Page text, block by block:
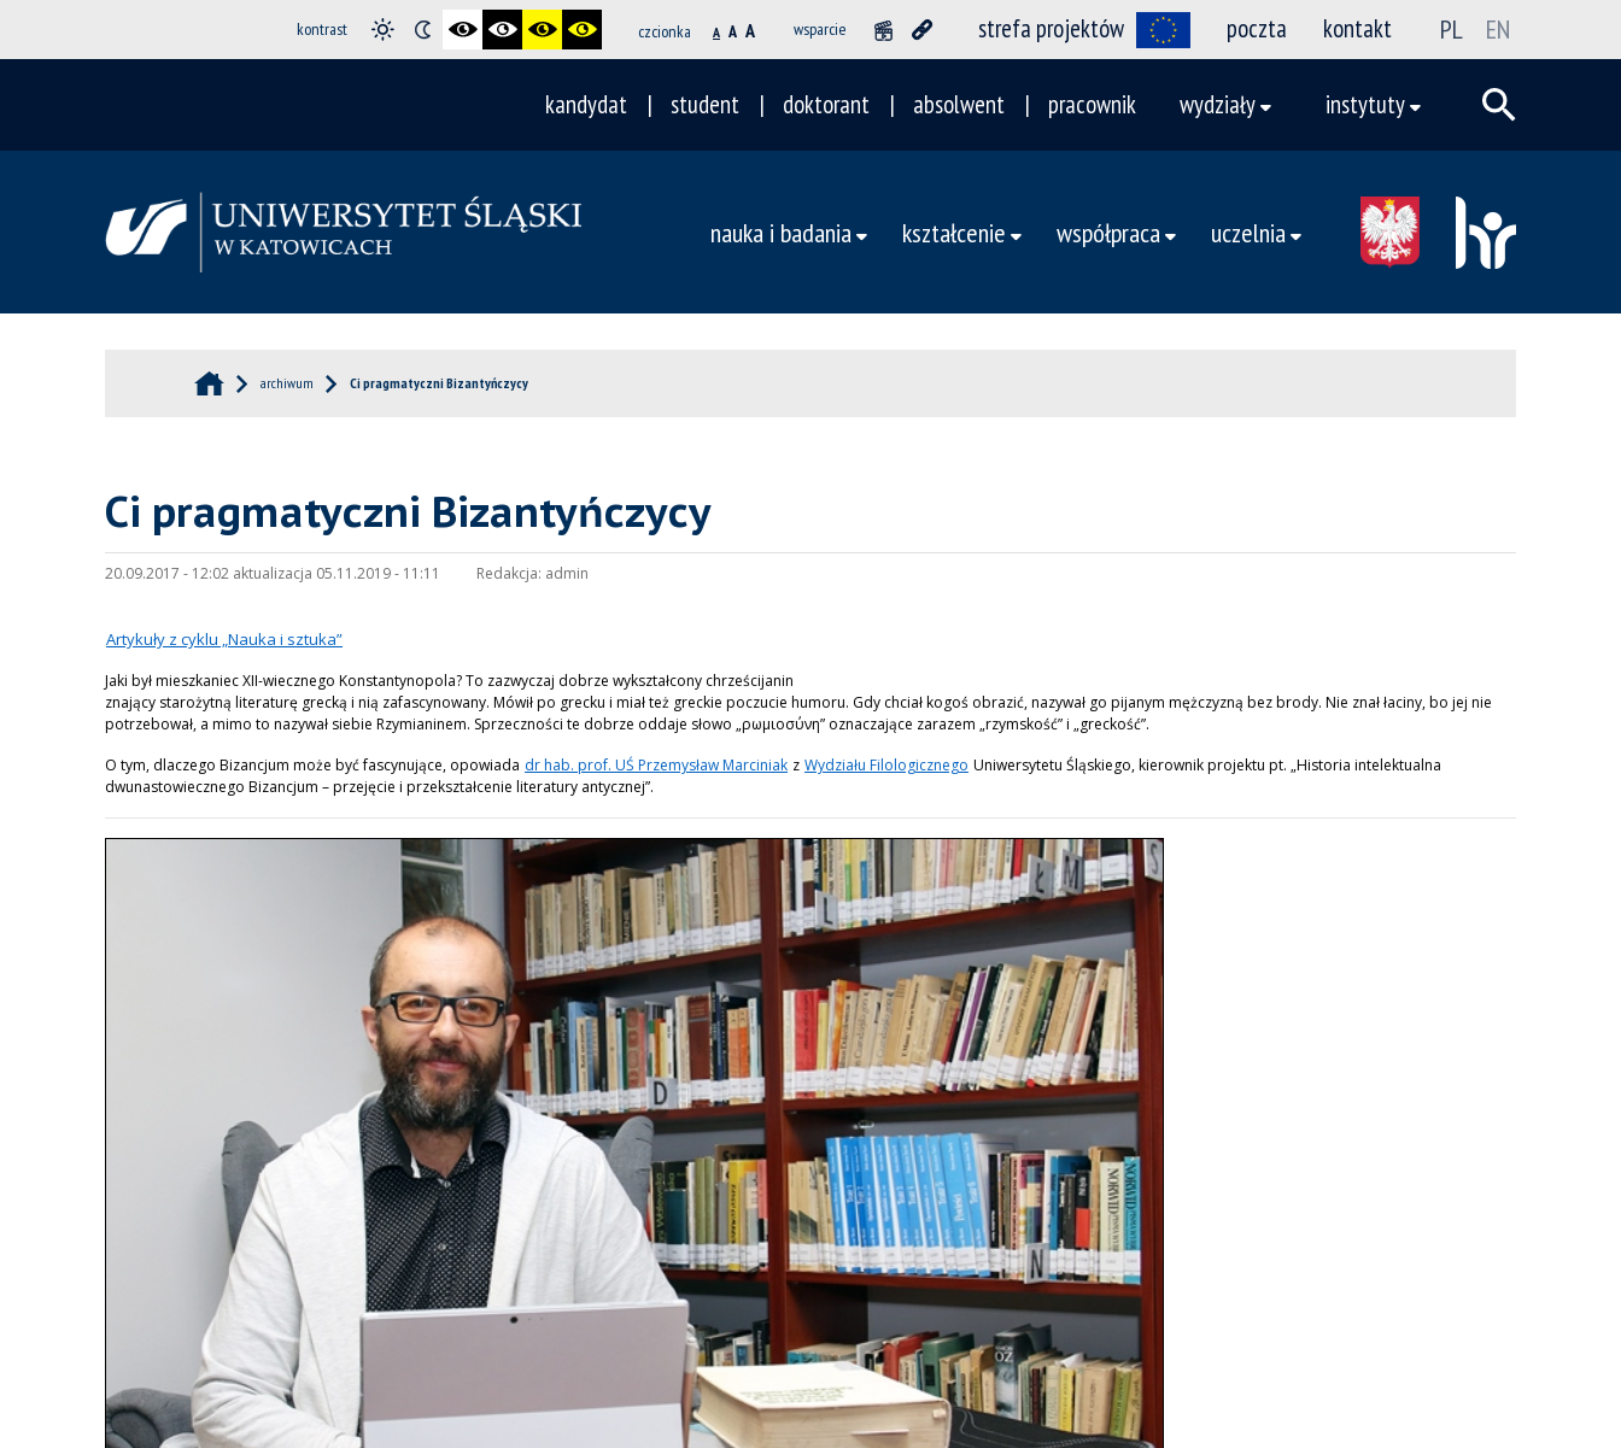
kontrast czcionka A A A wsparcie strefa projektów poczta kontakt PL EN
kandydat student doktorant absolwent pracownik wydziały instytuty
nauka i badania kształcenie współpraca uczelnia
archiwum Ci pragmatyczni Bizantyńczycy
Ci pragmatyczni Bizantyńczycy
20.09.2017 - 12:02 aktualizacja 05.11.2019 - 11:11 Redakcja: admin
Artykuły z cyklu „Nauka i sztuka”
Jaki był mieszkaniec XII-wiecznego Konstantynopola? To zazwyczaj dobrze wykształcony chrześcijanin
znający starożytną literaturę grecką i nią zafascynowany. Mówił po grecku i miał też greckie poczucie humoru. Gdy chciał kogoś obrazić, nazywał go pijanym mężczyzną bez brody. Nie znał łaciny, bo jej nie
potrzebował, a mimo to nazywał siebie Rzymianinem. Sprzeczności te dobrze oddaje słowo „ρωμιοσύνη” oznaczające zarazem „rzymskość” i „greckość”.
O tym, dlaczego Bizancjum może być fascynujące, opowiada dr hab. prof. UŚ Przemysław Marciniak z Wydziału Filologicznego Uniwersytetu Śląskiego, kierownik projektu pt. „Historia intelektualna
dwunastowiecznego Bizancjum – przejęcie i przekształcenie literatury antycznej”.